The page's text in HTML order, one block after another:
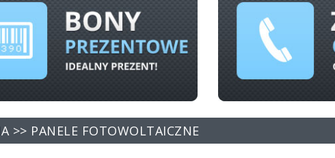
>> PANELE FOTOWOLTAICZNE